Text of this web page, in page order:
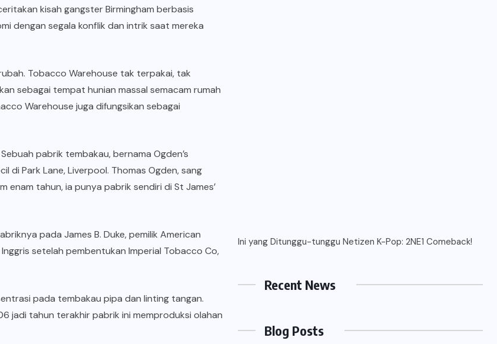
kisah gangster Birmingham berbasis
dengan segala konflik dan intrik saat mereka
Tobacco Warehouse tak terpakai, tak
sebagai tempat hunian massal semacam rumah
Warehouse juga difungsikan sebagai
pabrik tembakau, bernama Ogden’s
di Park Lane, Liverpool. Thomas Ogden, sang
enam tahun, ia punya pabrik sendiri di St James’
pada James B. Duke, pemilik American
setelah pembentukan Imperial Tobacco Co,
pada tembakau pipa dan linting tangan.
jadi tahun terakhir pabrik ini memproduksi olahan
Ini yang Ditunggu-tunggu Netizen K-Pop: 2NE1 Comeback!
Recent News
Blog Posts